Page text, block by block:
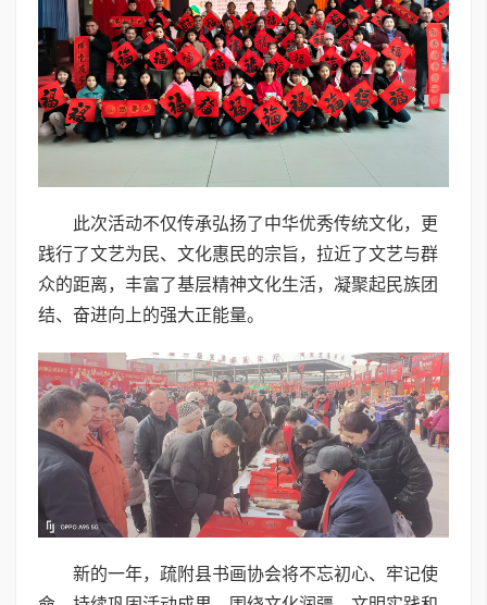
此次活动不仅传承弘扬了中华优秀传统文化，更
践行了文艺为民、文化惠民的宗旨，拉近了文艺与群
众的距离，丰富了基层精神文化生活，凝聚起民族团
结、奋进向上的强大正能量。
新的一年，疏附县书画协会将不忘初心、牢记使